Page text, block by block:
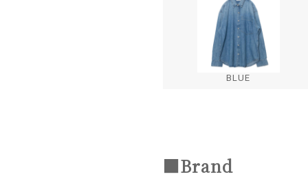
BLUE
■Brand